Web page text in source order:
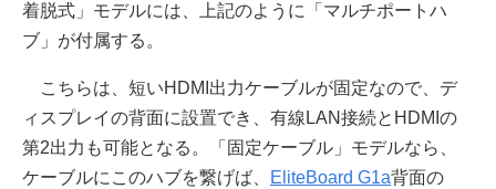
着脱式」モデルには、上記のように「マルチポートハ
ブ」が付属する。
こちらは、短いHDMI出力ケーブルが固定なので、デ
ィスプレイの背面に設置でき、有線LAN接続とHDMIの
第2出力も可能となる。「固定ケーブル」モデルなら、
ケーブルにこのハブを繋げば、
EliteBoard G1a背面の